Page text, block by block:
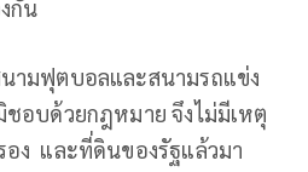
กัน
ามฟุตบอลและสนามรถแข่ง
อบด้วยกฎหมาย​ จึงไม่มีเหตุ
ง และที่ดินของรัฐ​แล้วมา